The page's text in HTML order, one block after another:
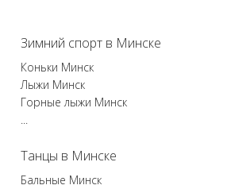
Зимний спорт в Минске
Коньки Минск
Лыжи Минск
Горные лыжи Минск
...
Танцы в Минске
Бальные Минск